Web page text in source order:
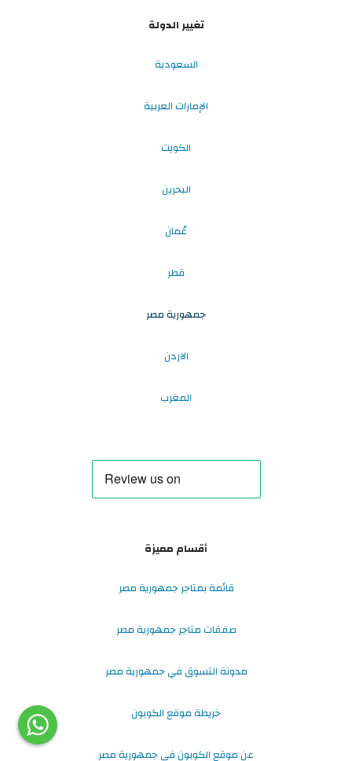
تغيير الدولة
السعودية
الإمارات العربية
الكويت
البحرين
عُمان
قطر
جمهورية مصر
الاردن
المغرب
أقسام مميزة
قائمة بمتاجر جمهورية مصر
صفقات متاجر جمهورية مصر
مدونة التسوق في جمهورية مصر
خريطة موقع الكوبون
عن موقع الكوبون في جمهورية مصر